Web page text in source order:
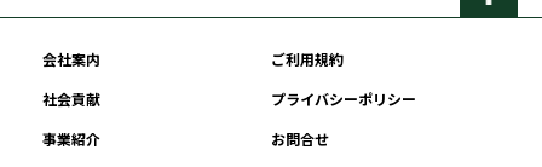
会社案内
ご利用規約
社会貢献
プライバシーポリシー
事業紹介
お問合せ